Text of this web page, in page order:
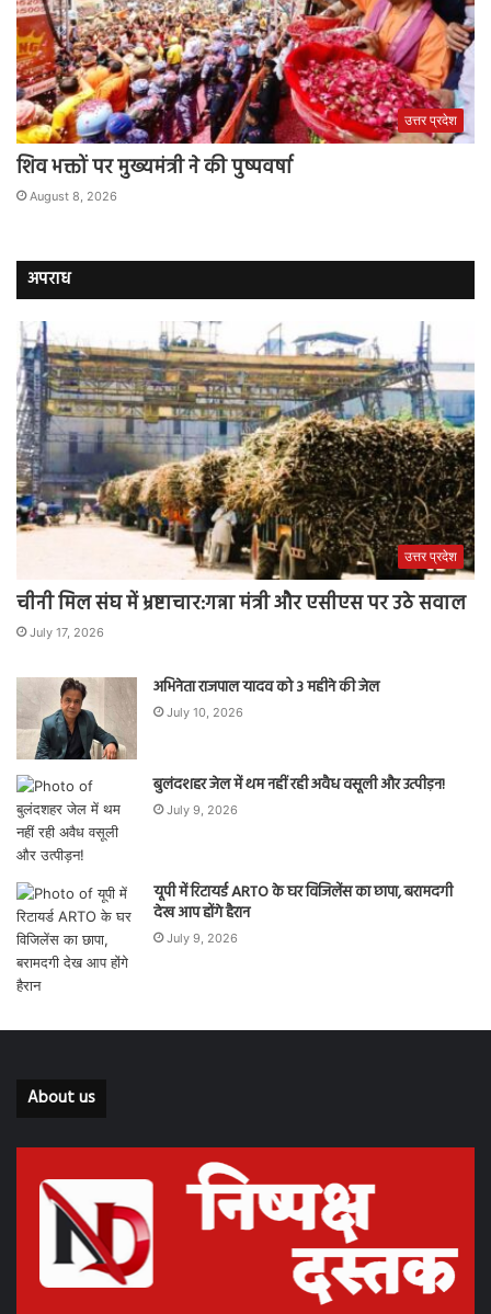
उत्तर प्रदेश
शिव भक्तों पर मुख्यमंत्री ने की पुष्पवर्षा
August 8, 2026
अपराध
उत्तर प्रदेश
चीनी मिल संघ में भ्रष्टाचार:गन्ना मंत्री और एसीएस पर उठे सवाल
July 17, 2026
अभिनेता राजपाल यादव को 3 महीने की जेल
July 10, 2026
बुलंदशहर जेल में थम नहीं रही अवैध वसूली और उत्पीड़न!
July 9, 2026
यूपी में रिटायर्ड ARTO के घर विजिलेंस का छापा, बरामदगी
देख आप होंगे हैरान
July 9, 2026
About us